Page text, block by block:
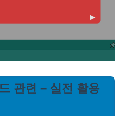
관련 – 실전 활용